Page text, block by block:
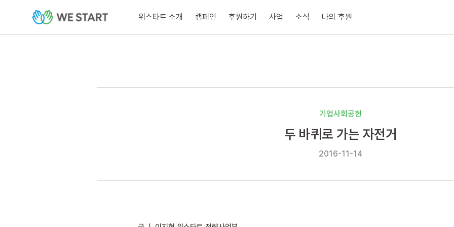
위스타트 소개 캠페인 후원하기 사업 소식 나의 후원
기업사회공헌
두 바퀴로 가는 자전거
2016-11-14